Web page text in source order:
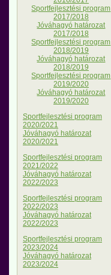
Sportfejlesztési program
2017/2018
Jóváhagyó határozat
2017/2018
Sportfejlesztési program
2018/2019
Jóváhagyó határozat
2018/2019
Sportfejlesztési program
2019/2020
Jóváhagyó határozat
2019/2020
Sportfejlesztési program
2020/2021
Jóváhagyó határozat
2020/2021
Sportfejlesztési program
2021/2022
Jóváhagyó határozat
2022/2023
Sportfejlesztési program
2022/2023
Jóváhagyó határozat
2022/2023
Sportfejlesztési program
2023/2024
Jóváhagyó határozat
2023/2024